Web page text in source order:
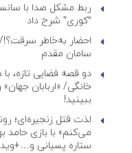
ربط مشکل صدا با
“کوری” شرح داد
احضار به‌خاطر سرقت؟!/
سامان مقدم
دو قصه فضایی تازه،
خانگی/ «اربابان
ببینید!
لذت قتل زنجیره‌ای؛
می‌کنم» با بازی حامد
ستاره پسیانی